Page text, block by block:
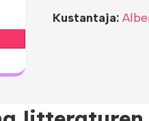
Kustantaja: